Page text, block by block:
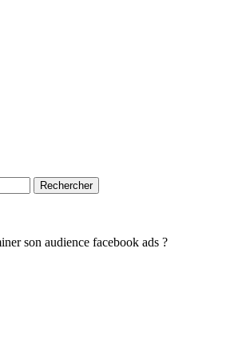
son audience facebook ads ?